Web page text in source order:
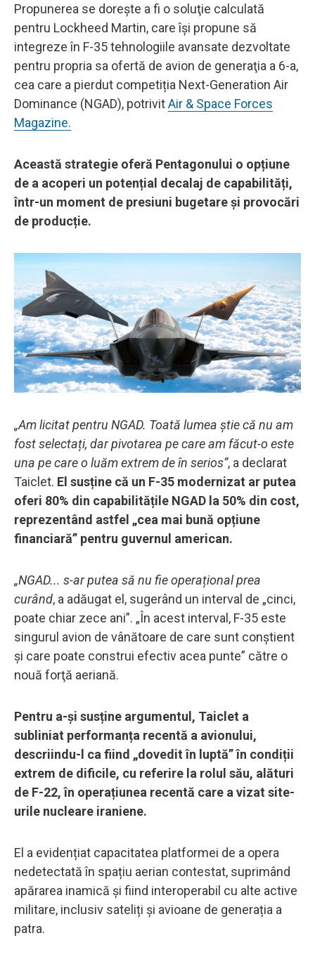
Propunerea se doreşte a fi o soluţie calculată
pentru Lockheed Martin, care își propune să
integreze în F-35 tehnologiile avansate dezvoltate
pentru propria sa ofertă de avion de generaţia a 6-a,
cea care a pierdut competiția Next-Generation Air
Dominance (NGAD), potrivitAir & Space Forces
Magazine.
Această strategie oferă Pentagonului o opțiune
de a acoperi un potențial decalaj de capabilități,
într-un moment de presiuni bugetare și provocări
de producție.
„Am licitat pentru NGAD. Toată lumea știe că nu am
fost selectați, dar pivotarea pe care am făcut-o este
una pe care o luăm extrem de în serios”, a declarat
Taiclet. El susține că un F-35 modernizat ar putea
oferi 80% din capabilitățile NGAD la 50% din cost,
reprezentând astfel „cea mai bună opțiune
financiară” pentru guvernul american.
„NGAD... s-ar putea să nu fie operațional prea
curând, a adăugat el, sugerând un interval de „cinci,
poate chiar zece ani”. „În acest interval, F-35 este
singurul avion de vânătoare de care sunt conștient
și care poate construi efectiv acea punte” către o
nouă forţă aeriană.
Pentru a-și susține argumentul, Taiclet a
subliniat performanța recentă a avionului,
descriindu-l ca fiind „dovedit în luptă” în condiții
extrem de dificile, cu referire la rolul său, alături
de F-22, în operațiunea recentă care a vizat site-
urile nucleare iraniene.
El a evidențiat capacitatea platformei de a opera
nedetectată în spațiu aerian contestat, suprimând
apărarea inamică și fiind interoperabil cu alte active
militare, inclusiv sateliți și avioane de generația a
patra.